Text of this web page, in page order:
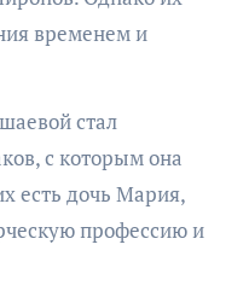
временем и
стал
с которым она
есть дочь Мария,
профессию и